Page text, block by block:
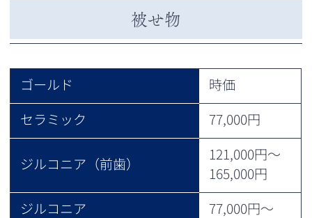
被せ物
ゴールド
時価
セラミック
77,000円
ジルコニア（前歯）
121,000円～
165,000円
ジルコニア
77,000円～